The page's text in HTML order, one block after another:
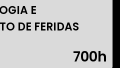
E
DE FERIDAS
700h